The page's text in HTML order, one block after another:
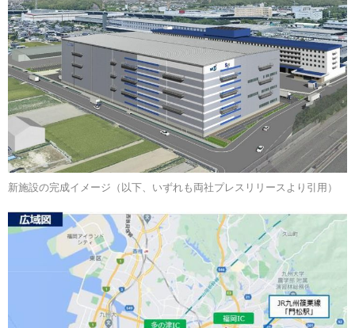
新施設の完成イメージ（以下、いずれも両社プレスリリースより引用）